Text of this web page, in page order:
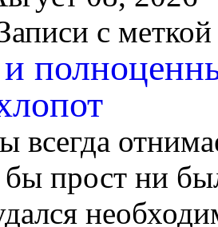
с
всегда
бы прост ни